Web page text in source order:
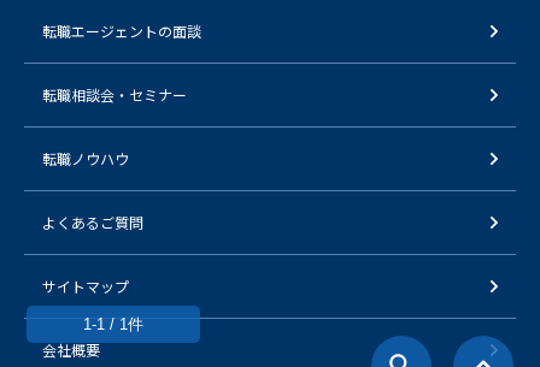
1-1 / 1件
転職エージェントの面談
転職相談会・セミナー
転職ノウハウ
よくあるご質問
サイトマップ
会社概要